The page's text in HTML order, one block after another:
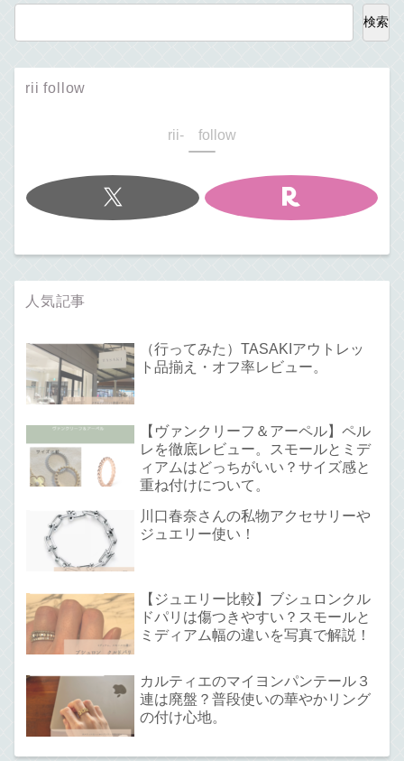
検索
rii follow
rii- follow
人気記事
（行ってみた）TASAKIアウトレッ
ト品揃え・オフ率レビュー。
【ヴァンクリーフ＆アーペル】ペル
レを徹底レビュー。スモールとミデ
ィアムはどっちがいい？サイズ感と
重ね付けについて。
川口春奈さんの私物アクセサリーや
ジュエリー使い！
【ジュエリー比較】ブシュロンクル
ドパリは傷つきやすい？スモールと
ミディアム幅の違いを写真で解説！
カルティエのマイヨンパンテール３
連は廃盤？普段使いの華やかリング
の付け心地。